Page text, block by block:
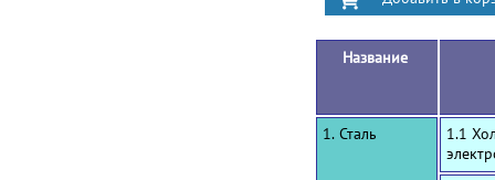
Название
1. Сталь
1.1